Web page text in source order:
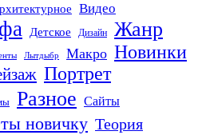
Видео
Детское Дизайн Жанр
Лытдыбр Макро Новинки
Портрет
Разное Сайты
новичку Теория